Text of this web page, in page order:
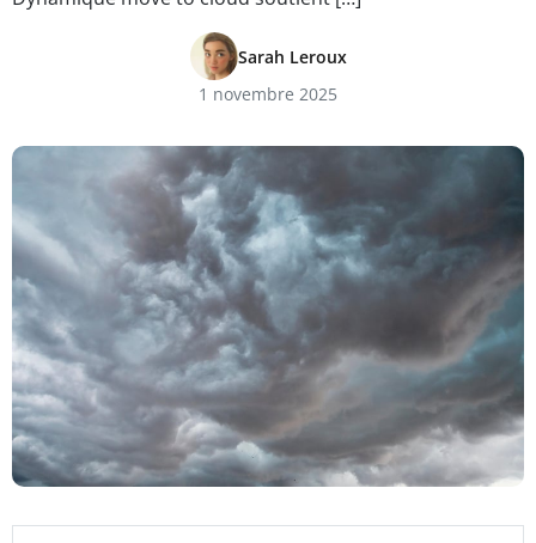
Sarah Leroux
1 novembre 2025